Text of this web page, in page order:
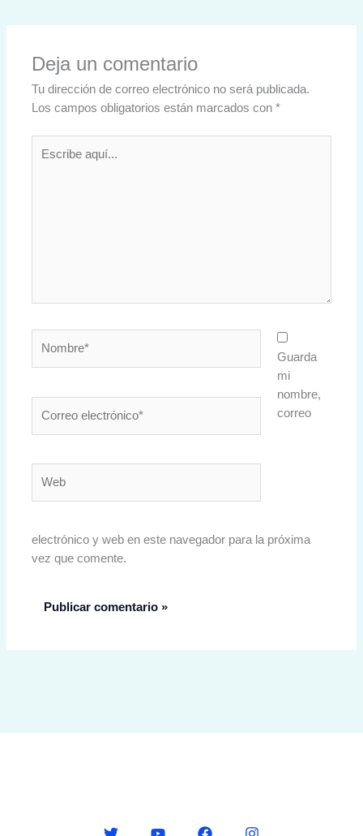
Deja un comentario
Tu dirección de correo electrónico no será publicada.
Los campos obligatorios están marcados con*
aquí...
electrónico*
Guarda
mi
nombre,
correo
electrónico y web en este navegador para la próxima
vez que comente.